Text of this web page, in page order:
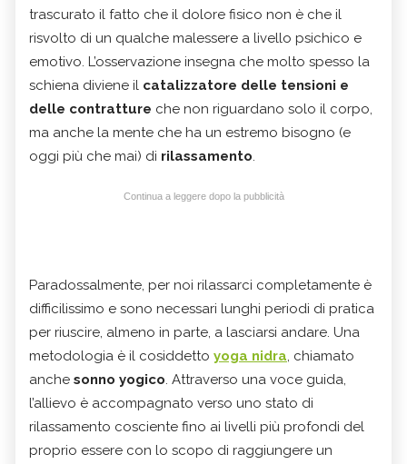
trascurato il fatto che il dolore fisico non è che il
risvolto di un qualche malessere a livello psichico e
emotivo. L’osservazione insegna che molto spesso la
schiena diviene il catalizzatore delle tensioni e
delle contratture che non riguardano solo il corpo,
ma anche la mente che ha un estremo bisogno (e
oggi più che mai) di rilassamento.
Continua a leggere dopo la pubblicità
Paradossalmente, per noi rilassarci completamente è
difficilissimo e sono necessari lunghi periodi di pratica
per riuscire, almeno in parte, a lasciarsi andare. Una
metodologia è il cosiddetto yoga nidra, chiamato
anche sonno yogico. Attraverso una voce guida,
l’allievo è accompagnato verso uno stato di
rilassamento cosciente fino ai livelli più profondi del
proprio essere con lo scopo di raggiungere un